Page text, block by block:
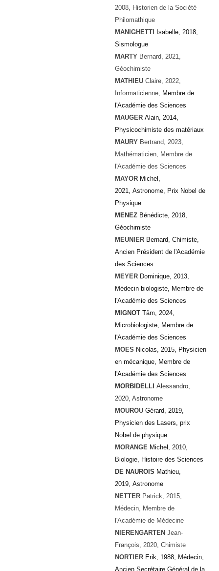
2008, Historien de la Société
Philomathique
MANIGHETTI
Isabelle, 2018,
Sismologue
MARTY Bernard, 2021,
Géochimiste
MATHIEU Claire, 2022,
Informaticienne, Membre de
l'Académie des Sciences
MAUGER Alain, 2014,
Physicochimiste des matériaux
MAURY Bertrand, 2023,
Mathématicien, Membre de
l'Académie des Sciences
MAYOR Michel,
2021, Astronome, Prix Nobel de
Physique
MENEZ Bénédicte, 2018,
Géochimiste
MEUNIER Bernard, Chimiste,
Ancien Président de l'Académie
des Sciences
MEYER Dominique, 2013,
Médecin biologiste, Membre de
l'Académie des Sciences
MIGNOT Tâm, 2024,
Microbiologiste, Membre de
l'Académie des Sciences
MOES Nicolas, 2015, Physicien
en mécanique, Membre de
l'Académie des Sciences
MORBIDELLI Alessandro,
2020, Astronome
MOUROU Gérard, 2019,
Physicien des Lasers, prix
Nobel de physique
MORANGE Michel, 2010,
Biologie, Histoire des Sciences
DE NAUROIS Mathieu,
2019, Astronome
NETTER Patrick, 2015,
Médecin, Membre de
l'Académie de Médecine
NIERENGARTEN Jean-
François, 2020, Chimiste
NORTIER Erik, 1988, Médecin,
Ancien Secrétaire Général de la